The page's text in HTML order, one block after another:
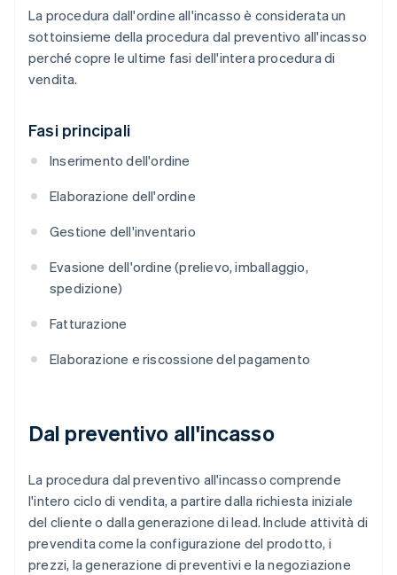
La procedura dall'ordine all'incasso è considerata un
sottoinsieme della procedura dal preventivo all'incasso
perché copre le ultime fasi dell'intera procedura di
vendita.
Fasi principali
Inserimento dell'ordine
Elaborazione dell'ordine
Gestione dell'inventario
Evasione dell'ordine (prelievo, imballaggio,
spedizione)
Fatturazione
Elaborazione e riscossione del pagamento
Dal preventivo all'incasso
La procedura dal preventivo all'incasso comprende
l'intero ciclo di vendita, a partire dalla richiesta iniziale
del cliente o dalla generazione di lead. Include attività di
prevendita come la configurazione del prodotto, i
prezzi, la generazione di preventivi e la negoziazione